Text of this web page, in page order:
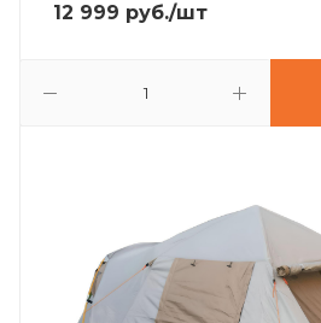
12 999 руб./шт